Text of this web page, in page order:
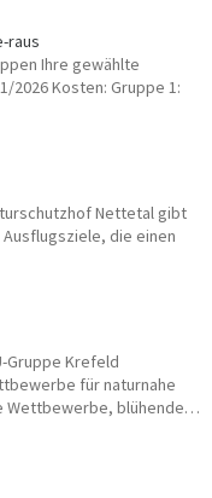
raus
Ihre gewählte
2026 Kosten: Gruppe 1:
Nettetal gibt
die einen
Gruppe Krefeld
für naturnahe
Wettbewerbe, blühende…